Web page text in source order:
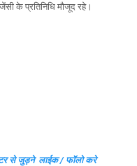
के प्रतिनिधि मौजूद रहे।
से जुड़ने लाईक / फॉलो करे